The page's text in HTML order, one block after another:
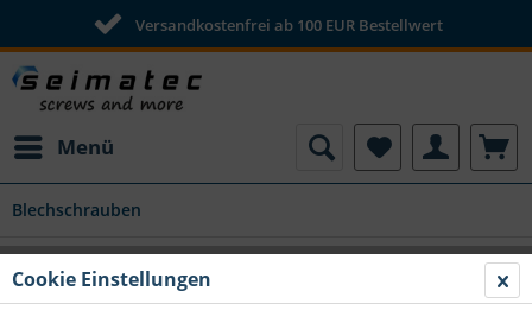
Versandkostenfrei ab 100 EUR Bestellwert
schnelle Lieferung
Menü
Blechschrauben
Cookie Einstellungen